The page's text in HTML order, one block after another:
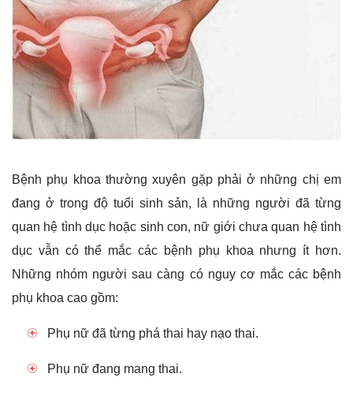
Bệnh phụ khoa thường xuyên gặp phải ở những chị em
đang ở trong độ tuổi sinh sản, là những người đã từng
quan hệ tình dục hoặc sinh con, nữ giới chưa quan hệ tình
dục vẫn có thể mắc các bệnh phụ khoa nhưng ít hơn.
Những nhóm người sau càng có nguy cơ mắc các bệnh
phụ khoa cao gồm:
Phụ nữ đã từng phá thai hay nạo thai.
Phụ nữ đang mang thai.